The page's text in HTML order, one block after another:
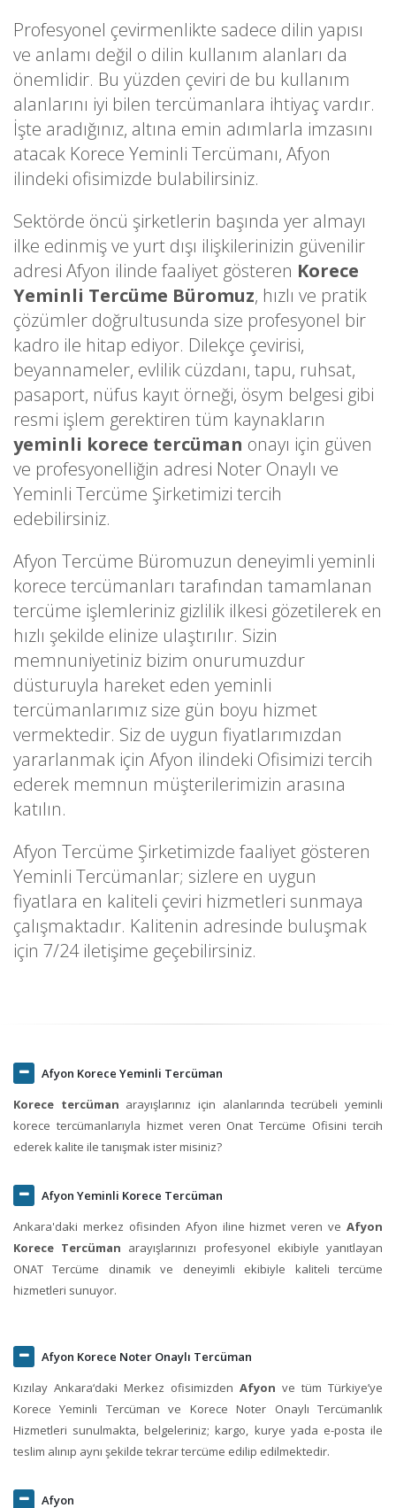
Profesyonel çevirmenlikte sadece dilin yapısı
ve anlamı değil o dilin kullanım alanları da
önemlidir. Bu yüzden çeviri de bu kullanım
alanlarını iyi bilen tercümanlara ihtiyaç vardır.
İşte aradığınız, altına emin adımlarla imzasını
atacak Korece Yeminli Tercümanı, Afyon
ilindeki ofisimizde bulabilirsiniz.
Sektörde öncü şirketlerin başında yer almayı
ilke edinmiş ve yurt dışı ilişkilerinizin güvenilir
adresi Afyon ilinde faaliyet gösteren Korece
Yeminli Tercüme Büromuz, hızlı ve pratik
çözümler doğrultusunda size profesyonel bir
kadro ile hitap ediyor. Dilekçe çevirisi,
beyannameler, evlilik cüzdanı, tapu, ruhsat,
pasaport, nüfus kayıt örneği, ösym belgesi gibi
resmi işlem gerektiren tüm kaynakların
yeminli korece tercüman onayı için güven
ve profesyonelliğin adresi Noter Onaylı ve
Yeminli Tercüme Şirketimizi tercih
edebilirsiniz.
Afyon Tercüme Büromuzun deneyimli yeminli
korece tercümanları tarafından tamamlanan
tercüme işlemleriniz gizlilik ilkesi gözetilerek en
hızlı şekilde elinize ulaştırılır. Sizin
memnuniyetiniz bizim onurumuzdur
düsturuyla hareket eden yeminli
tercümanlarımız size gün boyu hizmet
vermektedir. Siz de uygun fiyatlarımızdan
yararlanmak için Afyon ilindeki Ofisimizi tercih
ederek memnun müşterilerimizin arasına
katılın.
Afyon Tercüme Şirketimizde faaliyet gösteren
Yeminli Tercümanlar; sizlere en uygun
fiyatlara en kaliteli çeviri hizmetleri sunmaya
çalışmaktadır. Kalitenin adresinde buluşmak
için 7/24 iletişime geçebilirsiniz.
Afyon Korece Yeminli Tercüman
Korece tercüman arayışlarınız için alanlarında tecrübeli yeminli
korece tercümanlarıyla hizmet veren Onat Tercüme Ofisini tercih
ederek kalite ile tanışmak ister misiniz?
Afyon Yeminli Korece Tercüman
Ankara'daki merkez ofisinden Afyon iline hizmet veren ve Afyon
Korece Tercüman arayışlarınızı profesyonel ekibiyle yanıtlayan
ONAT Tercüme dinamik ve deneyimli ekibiyle kaliteli tercüme
hizmetleri sunuyor.
Afyon Korece Noter Onaylı Tercüman
Kızılay Ankara‘daki Merkez ofisimizden Afyon ve tüm Türkiye’ye
Korece Yeminli Tercüman ve Korece Noter Onaylı Tercümanlık
Hizmetleri sunulmakta, belgeleriniz; kargo, kurye yada e-posta ile
teslim alınıp aynı şekilde tekrar tercüme edilip edilmektedir.
Afyon